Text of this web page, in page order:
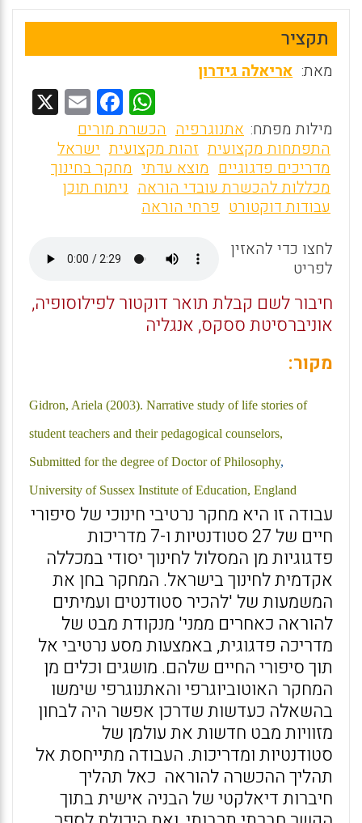
תקציר
מאת: אריאלה גידרון
W
h
at
s
A
p
F
a
ce
b
o
k
E
m
ai
l
מילות מפתח: אתנוגרפיה הכשרת מורים
התפתחות מקצועית זהות מקצועית ישראל
מדריכים פדגוגיים מוצא עדתי מחקר בחינוך
מכללות להכשרת עובדי הוראה ניתוח תוכן
עבודות דוקטורט פרחי הוראה
לחצו כדי להאזין
לפריט
חיבור לשם קבלת תואר דוקטור לפילוסופיה,
אוניברסיטת ססקס, אנגליה
מקור:
Gidron, Ariela (2003). Narrative study of life stories of
student teachers and their pedagogical counselors,
Submitted for the degree of Doctor of Philosophy,
University of Sussex Institute of Education, England
עבודה זו היא מחקר נרטיבי חינוכי של סיפורי
חיים של 27 סטודנטיות ו-7 מדריכות
פדגוגיות מן המסלול לחינוך יסודי במכללה
אקדמית לחינוך בישראל. המחקר בחן את
המשמעות של 'להכיר סטודנטים ועמיתים
להוראה כאחרים ממני' מנקודת מבט של
מדריכה פדגוגית, באמצעות מסע נרטיבי אל
תוך סיפורי החיים שלהם. מושגים וכלים מן
המחקר האוטוביוגרפי והאתנוגרפי שימשו
בהשאלה כעדשות שדרכן אפשר היה לבחון
מזוויות מבט חדשות את עולמן של
סטודנטיות ומדריכות. העבודה מתייחסת אל
תהליך ההכשרה להוראה כאל תהליך
חיברות דיאלקטי של הבניה אישית בתוך